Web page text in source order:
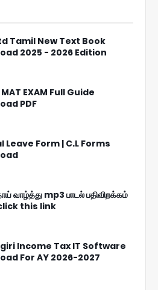
Tamil New Text Book
2025 - 2026 Edition
MAT EXAM Full Guide
PDF
Leave Form | C.L Forms
வாழ்த்து mp3 பாடல் பதிவிறக்கம்
this link
Income Tax IT Software
For AY 2026-2027